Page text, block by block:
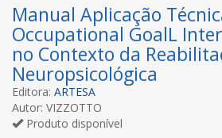
Manual Aplicação
Occupational GoalL
no Contexto da
Neuropsicológica
Editora: ARTESA
Autor: VIZZOTTO
Produto disponível